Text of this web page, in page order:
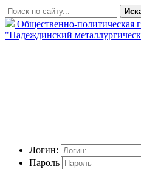
Общественно-политическая
"Надеждинский
Логин:
Пароль